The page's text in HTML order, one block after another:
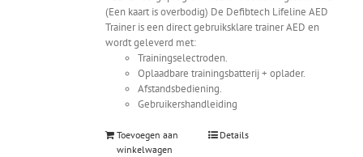
(Een kaart is overbodig) De Defibtech Lifeline AED
Trainer is een direct gebruiksklare trainer AED en
wordt geleverd met:
Trainingselectroden.
Oplaadbare trainingsbatterij + oplader.
Afstandsbediening.
Gebruikershandleiding
Toevoegen aan
winkelwagen
Details